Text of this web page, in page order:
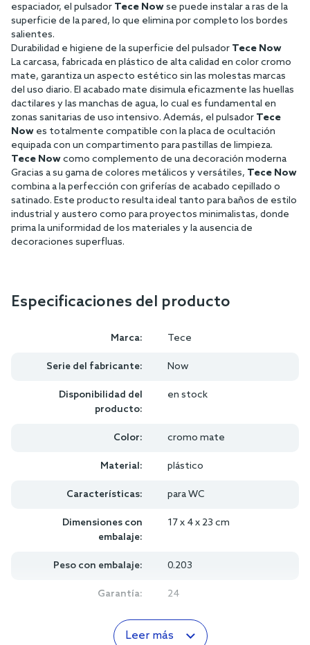
espaciador, el pulsador Tece Nowse puede instalar a ras de la
superficie de la pared, lo que elimina por completo los bordes
salientes.
Durabilidad e higiene de la superficie del pulsador Tece Now
La carcasa, fabricada en plástico de alta calidad en color cromo
mate, garantiza un aspecto estético sin las molestas marcas
del uso diario. El acabado mate disimula eficazmente las huellas
dactilares y las manchas de agua, lo cual es fundamental en
zonas sanitarias de uso intensivo. Además, el pulsador Tece
Now es totalmente compatible con la placa de ocultación
equipada con un compartimento para pastillas de limpieza.
Tece Nowcomo complemento de una decoración moderna
Gracias a su gama de colores metálicos y versátiles, Tece Now
combina a la perfección con griferías de acabado cepillado o
satinado. Este producto resulta ideal tanto para baños de estilo
industrial y austero como para proyectos minimalistas, donde
prima la uniformidad de los materiales y la ausencia de
decoraciones superfluas.
Especificaciones del producto
Marca: Tece
Serie del fabricante: Now
Disponibilidad del
producto:
en stock
Color: cromo mate
Material: plástico
Características: para WC
Dimensiones con
embalaje:
17 x 4 x 23 cm
Peso con embalaje: 0.203
Garantía: 24
Leer más